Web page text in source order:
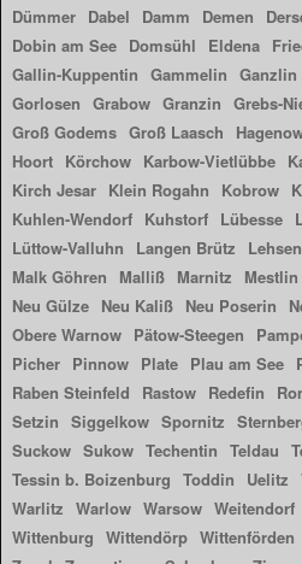
Dümmer Dabel Damm Demen
Dobin am See Domsühl Eldena
Gallin-Kuppentin Gammelin Ganzlin
Gorlosen Grabow Granzin Grebs-
Groß Godems Groß Laasch
Hoort Körchow Karbow-Vietlübbe
Kirch Jesar Klein Rogahn Kobrow
Kuhlen-Wendorf Kuhstorf Lübesse
Lüttow-Valluhn
Langen Brütz Lehsen
Malk Göhren
Malliß Marnitz Mestlin
Neu Gülze Neu Kaliß Neu Poserin
Obere Warnow Pätow-Steegen
Picher Pinnow Plate Plau am See
Raben Steinfeld
Rastow Redefin
Setzin Siggelkow Spornitz
Suckow Sukow Techentin Teldau
Tessin b. Boizenburg Toddin Uelitz
Warlitz Warlow Warsow Weitendorf
Wittenburg Wittendörp Wittenförden